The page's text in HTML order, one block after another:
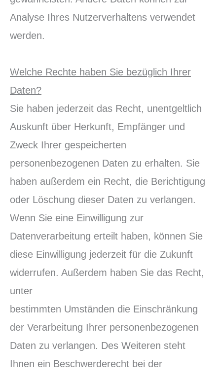
Analyse Ihres Nutzerverhaltens verwendet
werden.
Welche Rechte haben Sie bezüglich Ihrer
Daten?
Sie haben jederzeit das Recht, unentgeltlich
Auskunft über Herkunft, Empfänger und
Zweck Ihrer gespeicherten
personenbezogenen Daten zu erhalten. Sie
haben außerdem ein Recht, die Berichtigung
oder Löschung dieser Daten zu verlangen.
Wenn Sie eine Einwilligung zur
Datenverarbeitung erteilt haben, können Sie
diese Einwilligung jederzeit für die Zukunft
widerrufen. Außerdem haben Sie das Recht,
unter
bestimmten Umständen die Einschränkung
der Verarbeitung Ihrer personenbezogenen
Daten zu verlangen. Des Weiteren steht
Ihnen ein Beschwerderecht bei der